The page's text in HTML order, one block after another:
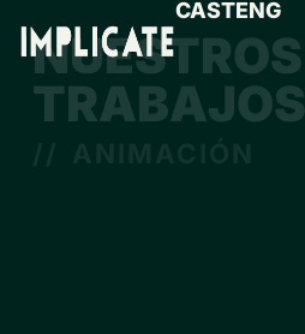
CASTENG
NUESTROS
TRABAJOS